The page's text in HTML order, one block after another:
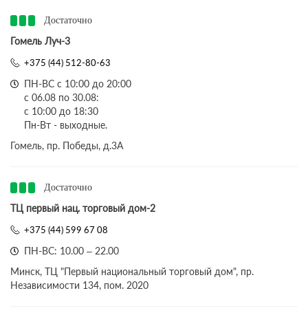
Достаточно
Гомель Луч-3
+375 (44) 512-80-63
ПН-ВС с 10:00 до 20:00
с 06.08 по 30.08:
с 10:00 до 18:30
Пн-Вт - выходные.
Гомель, пр. Победы, д.3A
Достаточно
ТЦ первый нац. торговый дом-2
+375 (44) 599 67 08
ПН-ВС: 10.00 – 22.00
Минск, ТЦ "Первый национальный торговый дом", пр.
Независимости 134, пом. 2020